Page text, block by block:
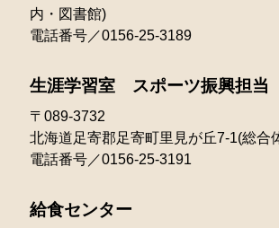
内・図書館)
電話番号／0156-25-3189
生涯学習室 スポーツ振興担当
〒089-3732
北海道足寄郡足寄町里見が丘7-1(総合
電話番号／0156-25-3191
給食センター